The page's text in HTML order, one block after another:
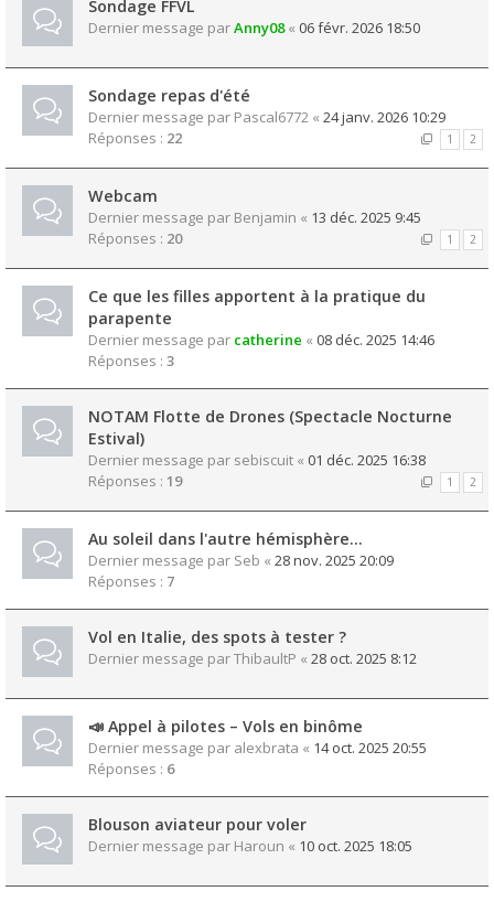
Sondage FFVL
Dernier message parAnny08« 06 févr. 2026 18:50
Sondage repas d'été
Dernier message par Pascal6772 « 24 janv. 2026 10:29
Réponses : 22 1 2
Webcam
Dernier message par Benjamin « 13 déc. 2025 9:45
Réponses : 20 1 2
Ce que les filles apportent à la pratique du
parapente
Dernier message par catherine « 08 déc. 2025 14:46
Réponses : 3
NOTAM Flotte de Drones (Spectacle Nocturne
Estival)
Dernier message par sebiscuit « 01 déc. 2025 16:38
Réponses : 19 1 2
Au soleil dans l'autre hémisphère...
Dernier message par Seb « 28 nov. 2025 20:09
Réponses : 7
Vol en Italie, des spots à tester ?
Dernier message parThibaultP « 28 oct. 2025 8:12
📣 Appel à pilotes – Vols en binôme
Dernier message par alexbrata « 14 oct. 2025 20:55
Réponses : 6
Blouson aviateur pour voler
Dernier message par Haroun « 10 oct. 2025 18:05